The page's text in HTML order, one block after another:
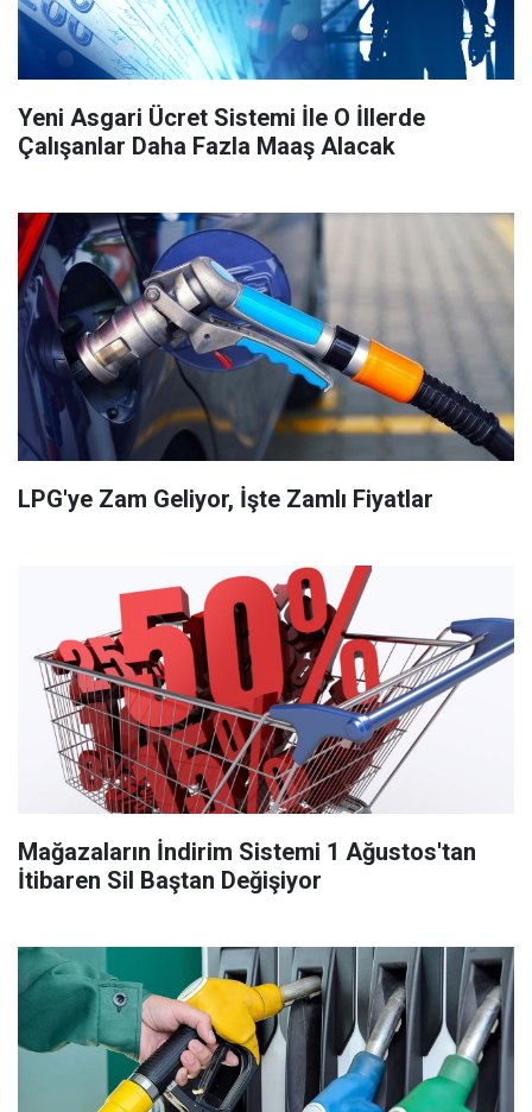
Yeni Asgari Ücret Sistemi İle O İllerde
Çalışanlar Daha Fazla Maaş Alacak
LPG'ye Zam Geliyor, İşte Zamlı Fiyatlar
Mağazaların İndirim Sistemi 1 Ağustos'tan
İtibaren Sil Baştan Değişiyor